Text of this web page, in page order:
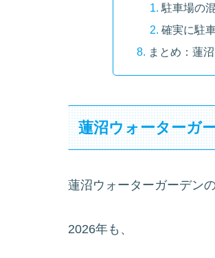
駐車場の
確実に駐
まとめ：蓮
蓮沼ウォーターガ
蓮沼ウォーターガーデン
2026年も、